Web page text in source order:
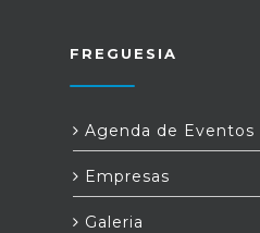
FREGUESIA
Agenda de Eventos
Empresas
Galeria